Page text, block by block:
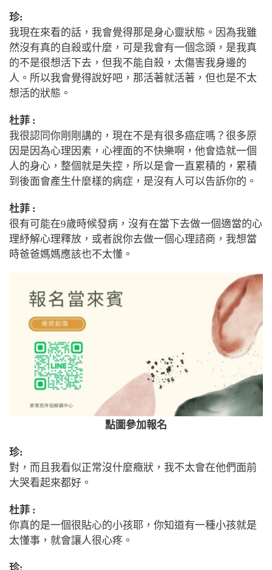
珍:
我現在來看的話，我會覺得那是身心靈狀態。因為我雖
然沒有真的自殺或什麼，可是我會有一個念頭，是我真
的不是很想活下去，但我不能自殺，太傷害我身邊的
人。所以我會覺得說好吧，那活著就活著，但也是不太
想活的狀態。
杜菲 :
我很認同你剛剛講的，現在不是有很多癌症嗎？很多原
因是因為心理因素，心裡面的不快樂啊，他會造就一個
人的身心，整個就是失控，所以是會一直累積的，累積
到後面會產生什麼樣的病症，是沒有人可以告訴你的。
杜菲 :
很有可能在9歲時候發病，沒有在當下去做一個適當的心
理紓解心理釋放，或者說你去做一個心理諮商，我想當
時爸爸媽媽應該也不太懂。
點圖參加報名
珍:
對，而且我看似正常沒什麼癥狀，我不太會在他們面前
大哭看起來都好。
杜菲 :
你真的是一個很貼心的小孩耶，你知道有一種小孩就是
太懂事，就會讓人很心疼。